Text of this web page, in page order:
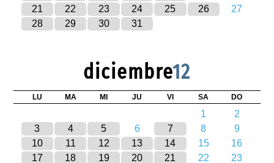
21
22 23 24 25 26
27
28
29 30 31
diciembre12
LU MA MI JU VI SA DO
1
2
3
4 5 6 7 8
9
10
11 12 13 14 15
16
17
18 19 20 21 22
23